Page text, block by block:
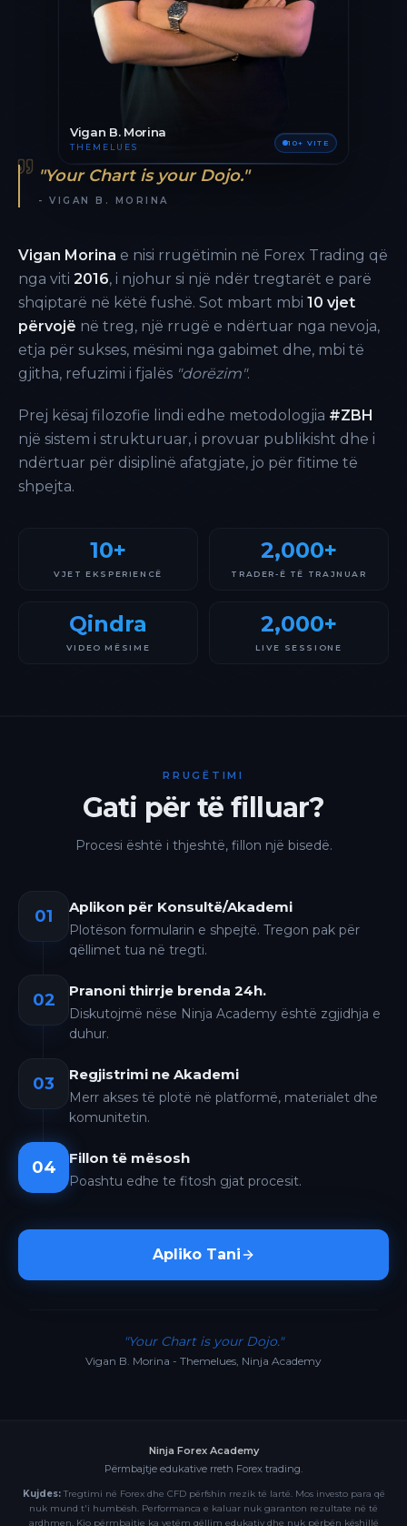
Vigan B. Morina
THEMELUES 10+ VITE
"Your Chart is your Dojo."
- VIGAN B. MORINA
Vigan Morina e nisi rrugëtimin në Forex Trading që
nga viti 2016, i njohur si një ndër tregtarët e parë
shqiptarë në këtë fushë. Sot mbart mbi 10 vjet
përvojë në treg, një rrugë e ndërtuar nga nevoja,
etja për sukses, mësimi nga gabimet dhe, mbi të
gjitha, refuzimi i fjalës "dorëzim".
Prej kësaj filozofie lindi edhe metodologjia #ZBH
një sistem i strukturuar, i provuar publikisht dhe i
ndërtuar për disiplinë afatgjate, jo për fitime të
shpejta.
10+
VJET EKSPERIENCË
2,000+
TRADER-Ë TË TRAJNUAR
Qindra
VIDEO MËSIME
2,000+
LIVE SESSIONE
RRUGËTIMI
Gati për të filluar?
Procesi është i thjeshtë, fillon një bisedë.
01 Aplikon për Konsultë/Akademi
Plotëson formularin e shpejtë. Tregon pak për
qëllimet tua në tregti.
02 Pranoni thirrje brenda 24h.
Diskutojmë nëse Ninja Academy është zgjidhja e
duhur.
03 Regjistrimi ne Akademi
Merr akses të plotë në platformë, materialet dhe
komunitetin.
04 Fillon të mësosh
Poashtu edhe te fitosh gjat procesit.
Apliko Tani
"Your Chart is your Dojo."
Vigan B. Morina - Themelues, Ninja Academy
Ninja Forex Academy
Përmbajtje edukative rreth Forex trading.
Kujdes:Tregtimi në Forex dhe CFD përfshin rrezik të lartë. Mos investo para që
nuk mund t'i humbësh. Performanca e kaluar nuk garanton rezultate në të
ardhmen. Kjo përmbajtje ka vetëm qëllim edukativ dhe nuk përbën këshillë